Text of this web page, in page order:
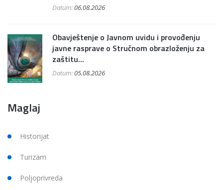
Datum:06.08.2026
Obavještenje o Javnom uvidu i provođenju
javne rasprave o Stručnom obrazloženju za
zaštitu...
Datum:05.08.2026
Maglaj
Historijat
Turizam
Poljoprivreda